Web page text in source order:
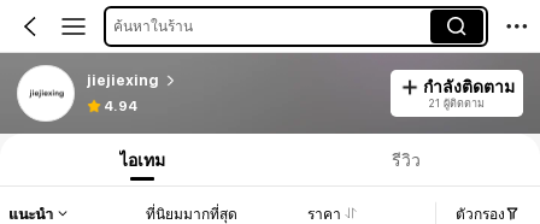
ค้นหาในร้าน
jiejiexing
4.94
กำลังติดตาม
21 ผู้ติดตาม
ไอเทม รีวิว
แนะนำ ที่นิยมมากที่สุด ราคา ตัวกรอง